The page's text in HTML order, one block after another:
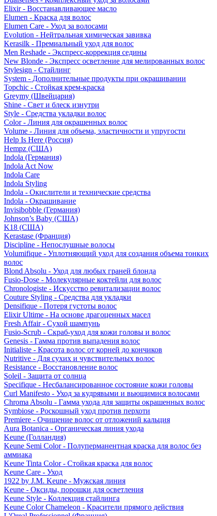
Elixir - Восстанавливающее масло
Elumen - Краска для волос
Elumen Care - Уход за волосами
Evolution - Нейтральная химическая завивка
Kerasilk - Премиальный уход для волос
Men Reshade - Экспресс-коррекция седины
New Blonde - Экспресс осветление для мелированных волос
Stylesign - Стайлинг
System - Дополнительные продукты при окрашивании
Topchic - Стойкая крем-краска
Greymy (Швейцария)
Shine - Свет и блеск изнутри
Style - Средства укладки волос
Color - Линия для окрашенных волос
Volume - Линия для объема, эластичности и упругости
Help Is Here (Россия)
Hempz (США)
Indola (Германия)
Indola Act Now
Indola Care
Indola Styling
Indola - Окислители и технические средства
Indola - Окрашивание
Invisibobble (Германия)
Johnson’s Baby (США)
K18 (США)
Kerastase (Франция)
Discipline - Непослушные волосы
Volumifique - Уплотняющий уход для создания объема тонких
волос
Blond Absolu - Уход для любых граней блонда
Fusio-Dose - Молекулярные коктейли для волос
Chronologiste - Искусство ревитализации волос
Couture Styling - Средства для укладки
Densifique - Потеря густоты волос
Elixir Ultime - На основе драгоценных масел
Fresh Affair - Сухой шампунь
Fusio-Scrub - Скраб-уход для кожи головы и волос
Genesis - Гамма против выпадения волос
Initialiste - Красота волос от корней до кончиков
Nutritive - Для сухих и чувствительных волос
Resistance - Восстановление волос
Soleil - Защита от солнца
Specifique - Несбалансированное состояние кожи головы
Curl Manifesto - Уход за кудрявыми и вьющимися волосами
Chroma Absolu - Гамма ухода для защиты окрашенных волос
Symbiose - Роскошный уход против перхоти
Premiere - Очищение волос от отложений кальция
Aura Botanica - Органическая линия ухода
Keune (Голландия)
Keune Semi Color - Полуперманентная краска для волос без
аммиака
Keune Tinta Color - Стойкая краска для волос
Keune Care - Уход
1922 by J.M. Keune - Мужская линия
Keune - Оксиды, порошки для осветления
Keune Style - Коллекция стайлинга
Keune Color Chameleon - Красители прямого действия